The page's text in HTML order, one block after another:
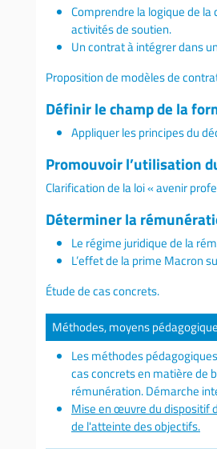
Comprendre la logique de
activités de soutien.
Un contrat à intégrer dans
Proposition de modèles de
Définir le champ de la
Appliquer les principes du
Promouvoir l’utilisation
Clarification de la loi « avenir
Déterminer la
Le régime juridique de la
L’effet de la prime Macron
Étude de cas concrets.
Méthodes, moyens
Les méthodes
cas concrets en matière de
rémunération. Démarche
Mise en œuvre du dispositif
de l'atteinte des objectifs.